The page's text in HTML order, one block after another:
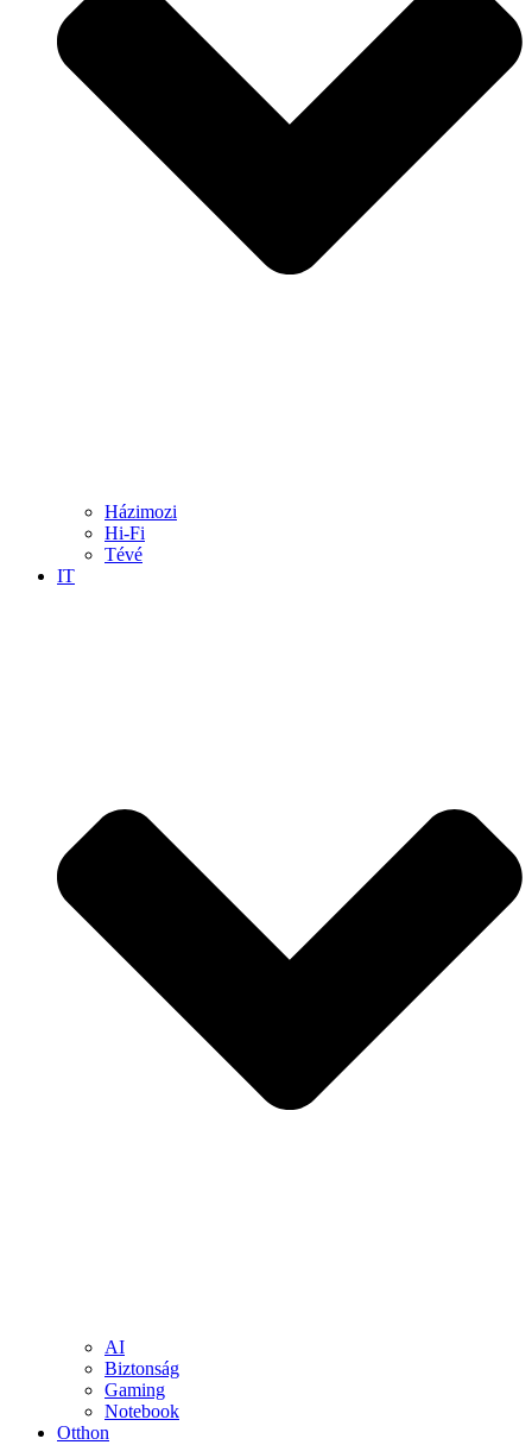
Házimozi
Hi-Fi
Tévé
IT
AI
Biztonság
Gaming
Notebook
Otthon